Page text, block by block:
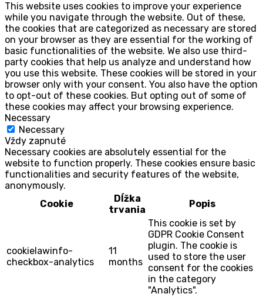
This website uses cookies to improve your experience
while you navigate through the website. Out of these,
the cookies that are categorized as necessary are stored
on your browser as they are essential for the working of
basic functionalities of the website. We also use third-
party cookies that help us analyze and understand how
you use this website. These cookies will be stored in your
browser only with your consent. You also have the option
to opt-out of these cookies. But opting out of some of
these cookies may affect your browsing experience.
Necessary
Necessary
Vždy zapnuté
Necessary cookies are absolutely essential for the
website to function properly. These cookies ensure basic
functionalities and security features of the website,
anonymously.
Cookie
Dĺžka
trvania
Popis
cookielawinfo-
checkbox-analytics
11
months
This cookie is set by
GDPR Cookie Consent
plugin. The cookie is
used to store the user
consent for the cookies
in the category
"Analytics".